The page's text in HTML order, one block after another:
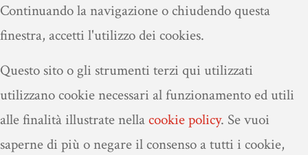
Continuando la navigazione o chiudendo questa
finestra, accetti l'utilizzo dei cookies.
Questo sito o gli strumenti terzi qui utilizzati
utilizzano cookie necessari al funzionamento ed utili
alle finalità illustrate nellacookie policy. Se vuoi
saperne di più o negare il consenso a tutti i cookie,